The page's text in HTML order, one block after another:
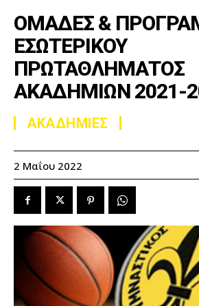
ΟΜΑΔΕΣ &
ΕΣΩΤΕΡΙΚΟΥ
ΠΡΩΤΑΘΛΗΜΑΤΟΣ
ΑΚΑΔΗΜΙΩΝ 2021-
ΑΚΑΔΗΜΙΕΣ
2 Μαΐου 2022